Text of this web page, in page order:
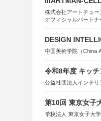
株式会社アートチュー
オフィシャルパート
DESIGN
中国美術学院（China
令和8年度 キッ
公益社団法人インテリ
第10回 東京女子
学校法人 東京女子大学